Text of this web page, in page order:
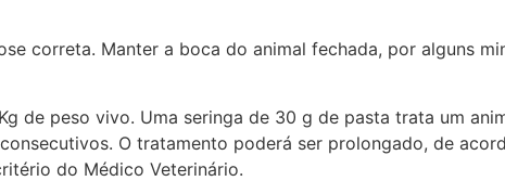
correta. Manter a boca do animal fechada, por alguns
de peso vivo. Uma seringa de 30 g de pasta trata um
O tratamento poderá ser prolongado, de
do Médico Veterinário.